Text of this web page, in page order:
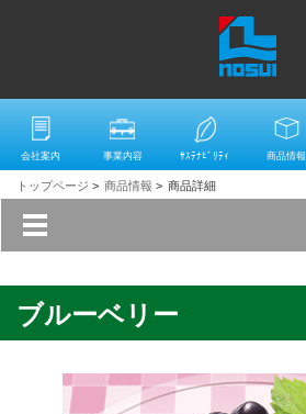
会社案内 事業内容 ｻｽﾃﾅﾋﾞﾘﾃｨ 商品情報
トップページ > 商品情報 > 商品詳細
ブルーベリー